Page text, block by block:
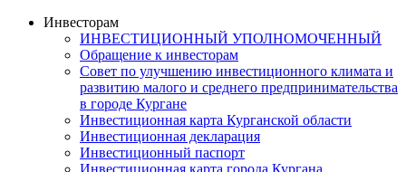
Инвесторам
ИНВЕСТИЦИОННЫЙ УПОЛНОМОЧЕННЫЙ
Обращение к инвесторам
Совет по улучшению инвестиционного климата и
развитию малого и среднего предпринимательства
в городе Кургане
Инвестиционная карта Курганской области
Инвестиционная декларация
Инвестиционный паспорт
Инвестиционная карта города Кургана